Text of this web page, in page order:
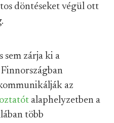
döntéseket végül ott
sem zárja ki a
az
alaphelyzetben a
több